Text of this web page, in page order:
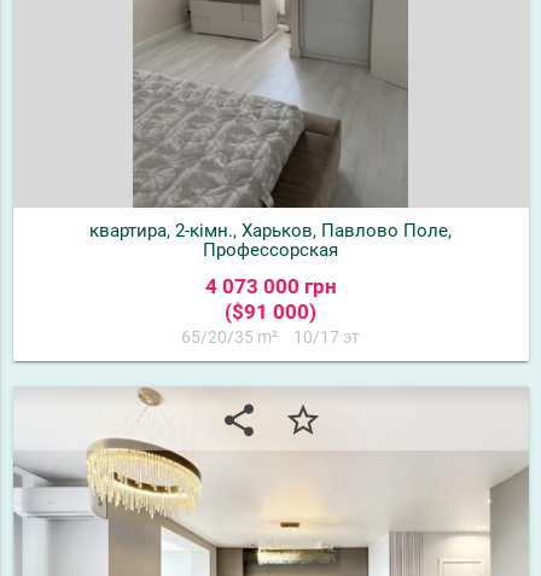
квартира, 2-кімн., Харьков, Павлово Поле,
Профессорская
4 073 000 грн
($91 000)
65/20/35 m² 10/17 эт
share star_border